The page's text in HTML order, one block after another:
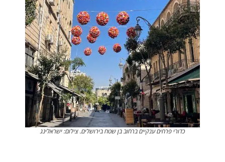
כדורי פרחים ענקיים ברחוב בן שטח בירושלים. צילום: ישראלינג